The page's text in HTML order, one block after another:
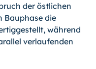
der östlichen
Bauphase die
während
verlaufenden